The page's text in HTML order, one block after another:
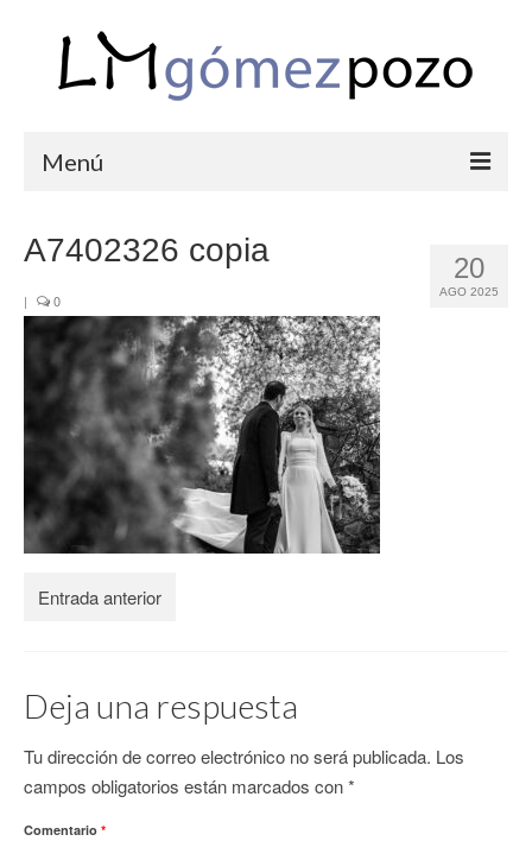
Menú
COMUNIONES
CORPORATIVAS
SEMANA SANTA
BLOG
SOBRE LM
20
AGO 2025
A7402326 copia
| 0
Entrada anterior
Deja una respuesta
Tu dirección de correo electrónico no será publicada. Los
campos obligatorios están marcados con*
Comentario *